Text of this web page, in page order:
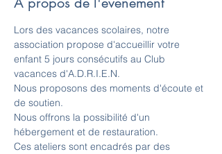
Lors des vacances scolaires, notre
association propose d'accueillir votre
enfant 5 jours consécutifs au Club
vacances d'A.D.R.I.E.N.
Nous proposons des moments d'écoute et
de soutien.
Nous offrons la possibilité d'un
hébergement et de restauration.
Ces ateliers sont encadrés par des